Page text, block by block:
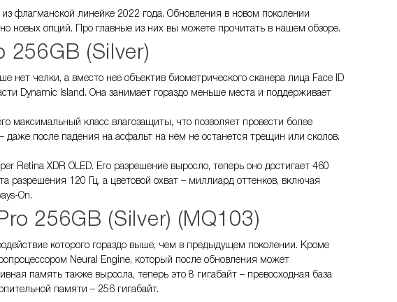
флагманской линейке 2022 года. Обновления в новом поколении
новых опций. Про главные из них вы можете прочитать в нашем обзоре.
256GB (Silver)
нет челки, а вместо нее объектив биометрического сканера лица Face ID
Dynamic Island. Она занимает гораздо меньше места и поддерживает
максимальный класс влагозащиты, что позволяет провести более
после падения на асфальт на нем не останется трещин или сколов.
XDR OLED. Его разрешение выросло, теперь оно достигает 460
разрешения 120 Гц, а цветовой охват – миллиард оттенков, включая
On.
256GB (Silver) (MQ103)
которого гораздо выше, чем в предыдущем поколении. Кроме
Neural Engine, который после обновления может
память также выросла, теперь это 8 гигабайт – превосходная база
памяти – 256 гигабайт.